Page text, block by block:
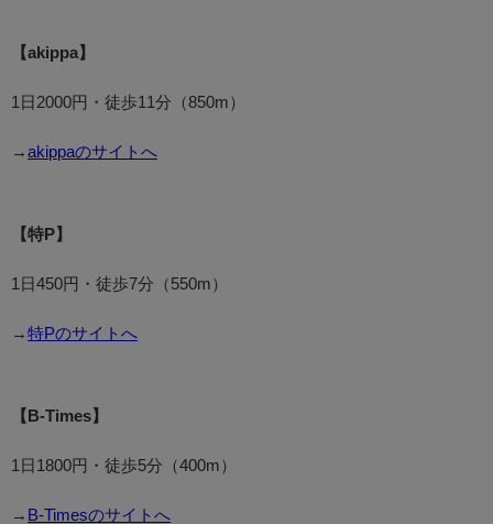
【akippa】
1日2000円・徒歩11分（850m）
→ akippaのサイトへ
【特P】
1日450円・徒歩7分（550m）
→ 特Pのサイトへ
【B-Times】
1日1800円・徒歩5分（400m）
→ B-Timesのサイトへ